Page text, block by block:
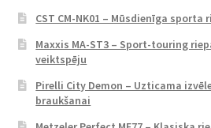
CST CM-NK01 – Mūsdienīga sporta
Maxxis MA-ST3 – Sport-touring
veiktspēju
Pirelli City Demon – Uzticama
braukšanai